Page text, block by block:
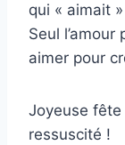
qui « aimait
Seul
aimer pour
Joyeuse
ressuscité !